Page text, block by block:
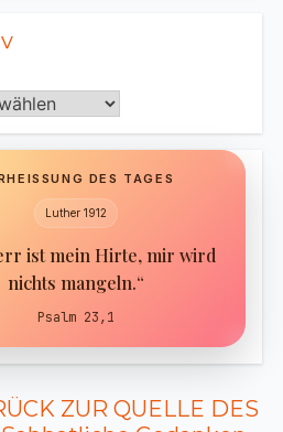
DES TAGES
Luther 1912
ist mein Hirte, mir wird
nichts mangeln.“
Psalm 23,1
ZUR QUELLE DES